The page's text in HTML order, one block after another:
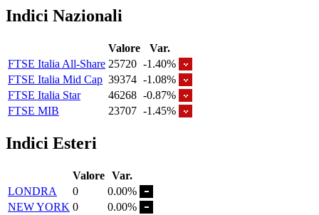
Indici Nazionali
Valore
Var.
FTSE Italia All-Share 25720 -1.40%
FTSE Italia Mid Cap 39374 -1.08%
FTSE Italia Star
46268 -0.87%
FTSE MIB
23707 -1.45%
Indici Esteri
Valore Var.
LONDRA
0
0.00%
NEW YORK 0
0.00%